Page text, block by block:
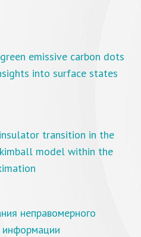
emissive carbon dots
into surface states
transition in the
model within the
неправомерного
информации